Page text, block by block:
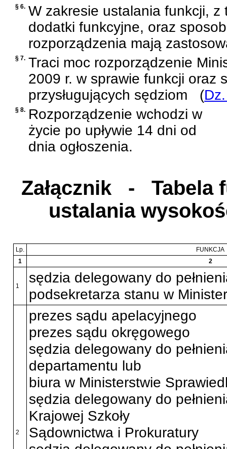
§ 6. W zakresie ustalania funkcji, z
dodatki funkcyjne, oraz
rozporządzenia mają
§ 7. Traci moc rozporządzenie
2009 r. w sprawie funkcji oraz
przysługujących sędziom
(
§ 8. Rozporządzenie wchodzi w
życie po upływie 14 dni od
dnia ogłoszenia.
Załącznik - Tabela
ustalania
Lp.
FUNKCJA
1
2
1
sędzia delegowany do
podsekretarza stanu w
2
prezes sądu apelacyjnego
prezes sądu okręgowego
sędzia delegowany do
departamentu lub
biura w Ministerstwie
sędzia delegowany do
Krajowej Szkoły
Sądownictwa i Prokuratury